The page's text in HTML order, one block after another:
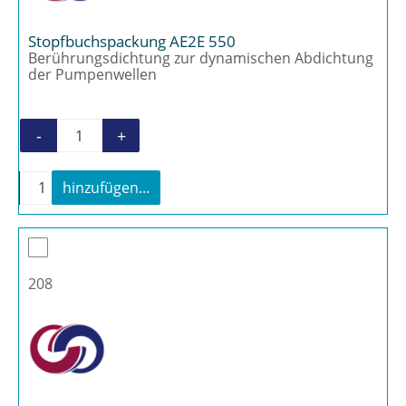
Stopfbuchspackung AE2E 550
Berührungsdichtung zur dynamischen Abdichtung
der Pumpenwellen
Stopfbuchspackung AE2E 550 Menge
- +
Stopfbuchspackung AE2E 550 Menge
+
hinzufügen...
208